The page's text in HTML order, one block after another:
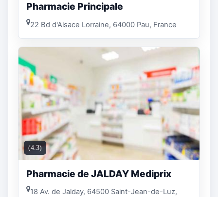
Pharmacie Principale
22 Bd d'Alsace Lorraine, 64000 Pau, France
(4.3)
Pharmacie de JALDAY Mediprix
18 Av. de Jalday, 64500 Saint-Jean-de-Luz,